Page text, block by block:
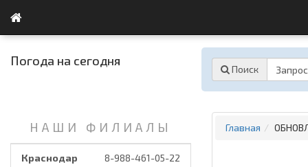
Погода на сегодня
Поиск
НАШИ ФИЛИАЛЫ
Краснодар 8-988-461-05-22
Главная